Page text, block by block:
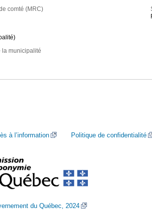
comté (MRC)
municipalité
à l’information Politique de confidentialité
du Québec, 2024